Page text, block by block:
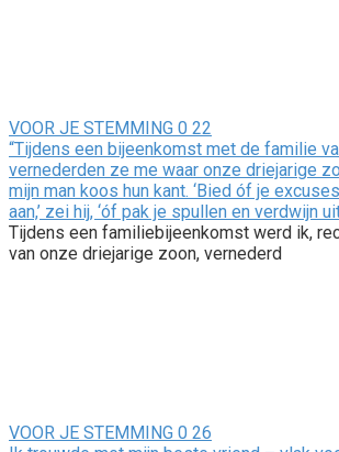
VOOR JE STEMMING 0 22
“Tijdens een bijeenkomst met de familie
vernederden ze me waar onze driejarige
mijn man koos hun kant. ‘Bied óf je
aan,’ zei hij, ‘óf pak je spullen en verdwijn
Tijdens een familiebijeenkomst werd ik,
van onze driejarige zoon, vernederd
VOOR JE STEMMING 0 26